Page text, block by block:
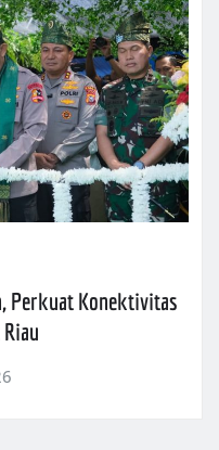
Perkuat Konektivitas